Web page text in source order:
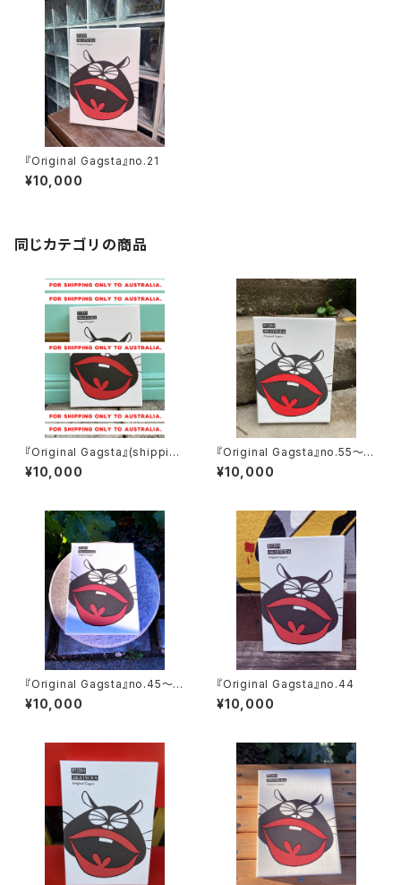
『Original Gagsta』no.21
¥10,000
同じカテゴリの商品
『Original Gagsta』(shipping
only to Aus)
¥10,000
『Original Gagsta』no.55～n
o.64
¥10,000
『Original Gagsta』no.45～n
o.54
¥10,000
『Original Gagsta』no.44
¥10,000